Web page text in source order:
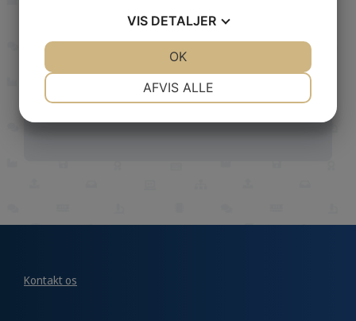
kompleksitet af printet og fabrikkens
belastning lige på det tidspunkt. Vi kan også
levere fra Europa hvor der kun er 1 dags
forsendelsestid – i modsætning til de 2-3 dage
fra Asien.
Kontakt os
VIS DETALJER
AFVIS ALLE
OK